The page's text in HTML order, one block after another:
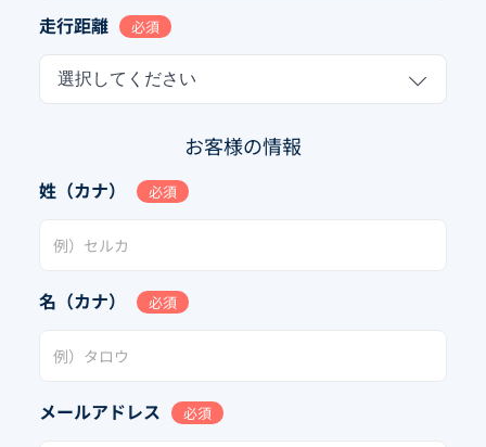
走行距離 必須
選択してください
お客様の情報
姓（カナ） 必須
名（カナ） 必須
メールアドレス 必須